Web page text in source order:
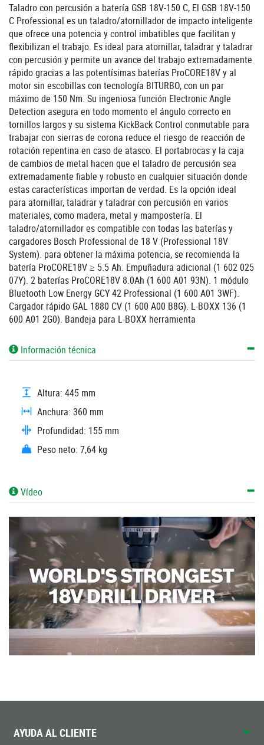
Taladro con percusión a batería GSB 18V-150 C, El GSB 18V-150
C Professional es un taladro/atornillador de impacto inteligente
que ofrece una potencia y control imbatibles que facilitan y
flexibilizan el trabajo. Es ideal para atornillar, taladrar y taladrar
con percusión y permite un avance del trabajo extremadamente
rápido gracias a las potentísimas baterías ProCORE18V y al
motor sin escobillas con tecnología BITURBO, con un par
máximo de 150 Nm. Su ingeniosa función Electronic Angle
Detection asegura en todo momento el ángulo correcto en
tornillos largos y su sistema KickBack Control conmutable para
trabajar con sierras de corona reduce el riesgo de reacción de
rotación repentina en caso de atasco. El portabrocas y la caja
de cambios de metal hacen que el taladro de percusión sea
extremadamente fiable y robusto en cualquier situación donde
estas características importan de verdad. Es la opción ideal
para atornillar, taladrar y taladrar con percusión en varios
materiales, como madera, metal y mampostería. El
taladro/atornillador es compatible con todas las baterías y
cargadores Bosch Professional de 18 V (Professional 18V
System). para obtener la máxima potencia, se recomienda la
batería ProCORE18V ≥ 5.5 Ah. Empuñadura adicional (1 602 025
07Y). 2 baterías ProCORE18V 8.0Ah (1 600 A01 93N). 1 módulo
Bluetooth Low Energy GCY 42 Professional (1 600 A01 3WF).
Cargador rápido GAL 1880 CV (1 600 A00 B8G). L-BOXX 136 (1
600 A01 2G0). Bandeja para L-BOXX herramienta
Información técnica
Altura: 445 mm
Anchura: 360 mm
Profundidad: 155 mm
Peso neto: 7,64 kg
Vídeo
AYUDA AL CLIENTE